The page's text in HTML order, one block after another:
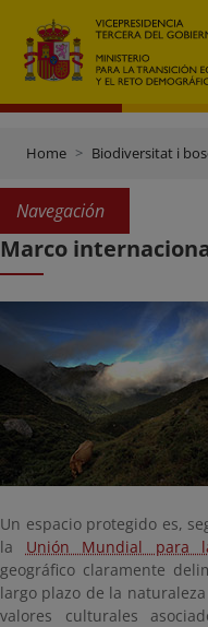
Home Biodiversitat i
Navegación
Marco
Un espacio protegido es,
la Unión Mundial para
geográfico claramente
largo plazo de la
valores culturales